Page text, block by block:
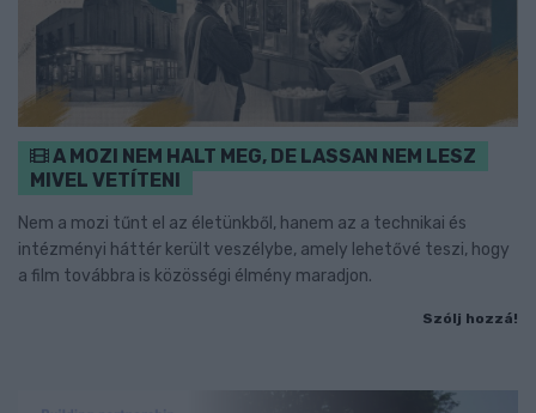
A MOZI NEM HALT MEG, DE LASSAN NEM LESZ
MIVEL VETÍTENI
Nem a mozi tűnt el az életünkből, hanem az a technikai és
intézményi háttér került veszélybe, amely lehetővé teszi, hogy
a film továbbra is közösségi élmény maradjon.
Szólj hozzá!